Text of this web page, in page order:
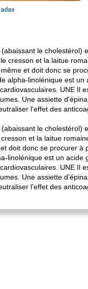
le cholestérol)
cresson et la laitue
et doit donc se
alpha-linolénique est un
UNE Il
Une assiette
l'effet des
le cholestérol)
et la laitue
doit donc se procurer à
linolénique est un acide
UNE Il
Une assiette
l'effet des